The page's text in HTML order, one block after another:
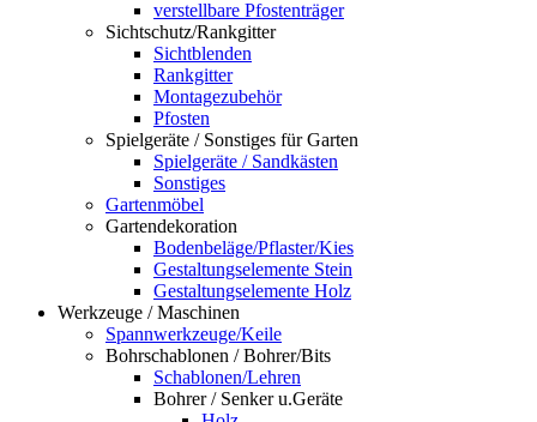
verstellbare Pfostenträger
Sichtschutz/Rankgitter
Sichtblenden
Rankgitter
Montagezubehör
Pfosten
Spielgeräte / Sonstiges für Garten
Spielgeräte / Sandkästen
Sonstiges
Gartenmöbel
Gartendekoration
Bodenbeläge/Pflaster/Kies
Gestaltungselemente Stein
Gestaltungselemente Holz
Werkzeuge / Maschinen
Spannwerkzeuge/Keile
Bohrschablonen / Bohrer/Bits
Schablonen/Lehren
Bohrer / Senker u.Geräte